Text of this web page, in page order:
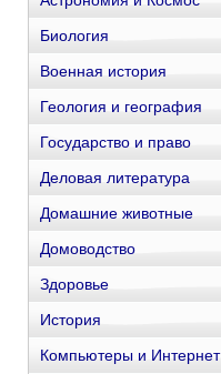
Биология
Военная история
Геология и география
Государство и право
Деловая литература
Домашние животные
Домоводство
Здоровье
История
Компьютеры и Интернет